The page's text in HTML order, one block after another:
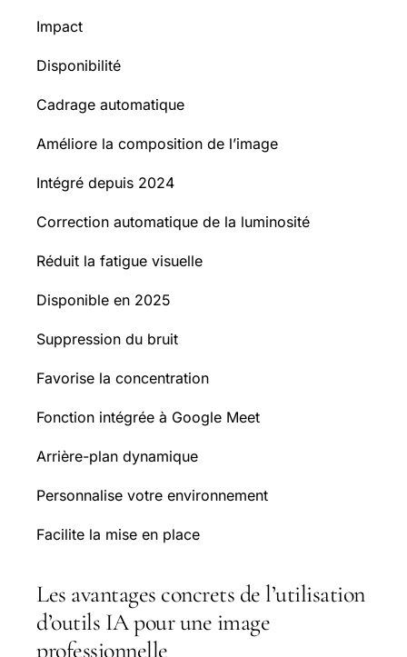
Impact
Disponibilité
Cadrage automatique
Améliore la composition de l’image
Intégré depuis 2024
Correction automatique de la luminosité
Réduit la fatigue visuelle
Disponible en 2025
Suppression du bruit
Favorise la concentration
Fonction intégrée à Google Meet
Arrière-plan dynamique
Personnalise votre environnement
Facilite la mise en place
Les avantages concrets de l’utilisation
d’outils IA pour une image
professionnelle